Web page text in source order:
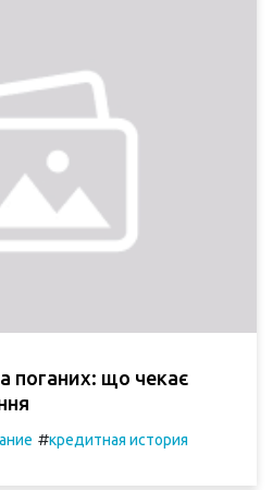
поганих: що чекає
#кредитная история